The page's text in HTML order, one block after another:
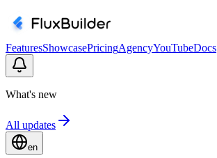
FeaturesShowcasePricingAgencyYouTubeDocs
What's new
All updates
en